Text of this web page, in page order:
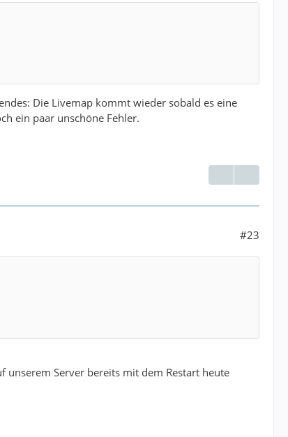
Die Livemap kommt wieder sobald es eine
ein paar unschöne Fehler.
#23
unserem Server bereits mit dem Restart heute